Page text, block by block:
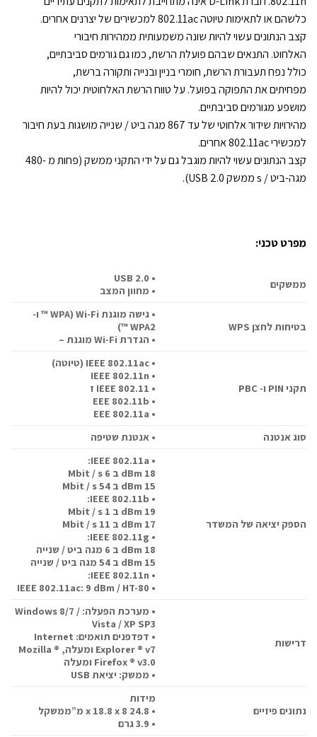
כלשהם או לתאימות טיוטה 802.11ac למכשירים של יצרנים אחרים.
קצב הנתונים עשוי להיות שונה משמעותית ממהירות חיבורי
האלחוט. התנאים שבהם פועלת הרשת, כמו גם גורמים סביבתיים,
כולל נפח תעבורת הרשת, חומרי בניין ובנייה ותקורה ברשת,
מפחיתים את התפוקה בפועל. על טווח הרשת האלחוטית יכול להיות
מושפע מגורמים סביבתיים.
מהירויות שידור אלחוטי של עד 867 מגה ביט / שנייה מושגות בעת חיבור
למכשירי 802.11ac אחרים.
קצב הנתונים עשוי להיות מוגבל גם על ידי התקני ממשק (פחות מ -480
מגה-ביט / s ממשק USB 2.0).
מפרט טכני:
ממשקים
• USB 2.0
• מחוון המצב
בטיחות לחצן WPS
• גישה מוגנת Wi-Fi (WPA ™ ו-
WPA2 ™)
• הגדרת Wi-Fi מוגנת –
תקני PIN ו- PBC
• IEEE 802.11ac (טיוטה)
• IEEE 802.11n
• IEEE 802.11 ז
• EEE 802.11b
• EEE 802.11a
סוג אנטנה
• אנטנת שטיפה
הספק יציאה של המשדר
• IEEE 802.11a:
18 dBm ב 6 Mbit / s
15 dBm ב 54 Mbit / s
• IEEE 802.11b:
19 dBm ב 1 Mbit / s
17 dBm ב 11 Mbit / s
• IEEE 802.11g:
18 dBm ב 6 מגה ביט / שנייה
15 dBm ב 54 מגה ביט / שנייה
• IEEE 802.11n:
• IEEE 802.11ac: 9 dBm / HT-80
דרישות
• מערכת הפעלה: Windows 8/7 /
Vista / XP SP3
• דפדפנים תואמים: Internet
Explorer ® v7 ומעלה, Mozilla ®
Firefox ® v3.0 ומעלה
• ממשק: יציאת USB
נתונים פיזיים
מידות
• 24.8 x 18.8 x 8 מ”מ
משקל
• 3.9 גרם